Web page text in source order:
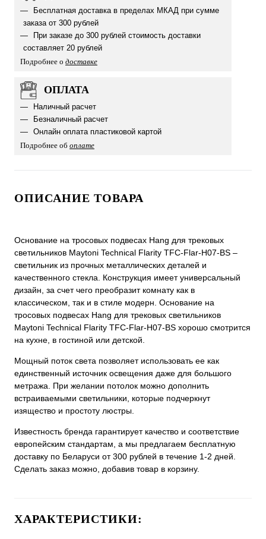
Бесплатная доставка в пределах МКАД при сумме
заказа от 300 рублей
При заказе до 300 рублей стоимость доставки
составляет 20 рублей
Подробнее о доставке
ОПЛАТА
Наличный расчет
Безналичный расчет
Онлайн оплата пластиковой картой
Подробнее об оплате
ОПИСАНИЕ ТОВАРА
Основание на тросовых подвесах Hang для трековых
светильников Maytoni Technical Flarity TFC-Flar-H07-BS –
светильник из прочных металлических деталей и
качественного стекла. Конструкция имеет универсальный
дизайн, за счет чего преобразит комнату как в
классическом, так и в стиле модерн. Основание на
тросовых подвесах Hang для трековых светильников
Maytoni Technical Flarity TFC-Flar-H07-BS хорошо смотрится
на кухне, в гостиной или детской.
Мощный поток света позволяет использовать ее как
единственный источник освещения даже для большого
метража. При желании потолок можно дополнить
встраиваемыми светильники, которые подчеркнут
изящество и простоту люстры.
Известность бренда гарантирует качество и соответствие
европейским стандартам, а мы предлагаем бесплатную
доставку по Беларуси от 300 рублей в течение 1-2 дней.
Сделать заказ можно, добавив товар в корзину.
ХАРАКТЕРИСТИКИ: